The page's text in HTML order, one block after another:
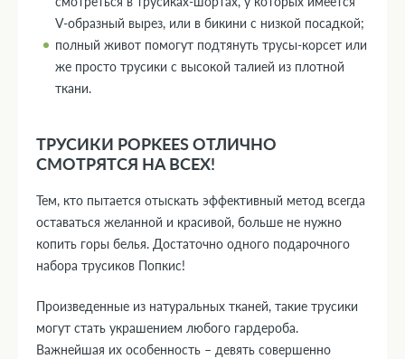
V-образный вырез, или в бикини с низкой посадкой;
полный живот помогут подтянуть трусы-корсет или
же просто трусики с высокой талией из плотной
ткани.
ТРУСИКИ POPKEES ОТЛИЧНО
СМОТРЯТСЯ НА ВСЕХ!
Тем, кто пытается отыскать эффективный метод всегда
оставаться желанной и красивой, больше не нужно
копить горы белья. Достаточно одного подарочного
набора трусиков Попкис!
Произведенные из натуральных тканей, такие трусики
могут стать украшением любого гардероба.
Важнейшая их особенность – девять совершенно